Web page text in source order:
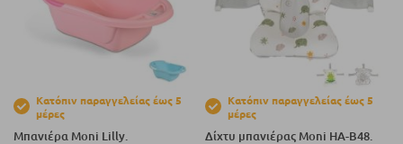
Κατόπιν παραγγελείας έως 5
μέρες
Μπανιέρα Moni Lilly.
Κατόπιν παραγγελείας έως 5
μέρες
Δίχτυ μπανιέρας Moni HA-B48.